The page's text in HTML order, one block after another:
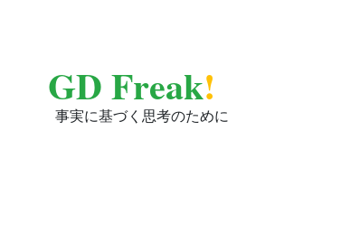
GD Freak!
事実に基づく思考のために